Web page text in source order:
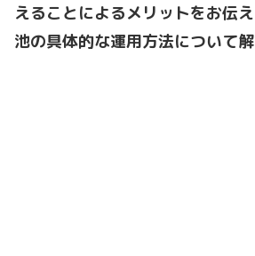
えることによるメリットをお伝
池の具体的な運用方法について